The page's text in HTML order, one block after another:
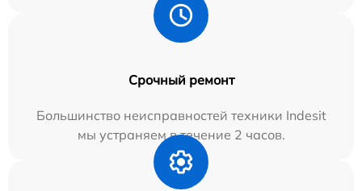
Срочный ремонт
Большинство неисправностей техники Indesit
мы устраняем в течение 2 часов.